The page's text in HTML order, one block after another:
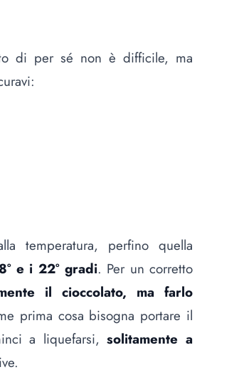
di per sé non è difficile, ma
temperatura, perfino quella
e i 22° gradi. Per un corretto
il cioccolato, ma farlo
prima cosa bisogna portare il
a liquefarsi,solitamente a